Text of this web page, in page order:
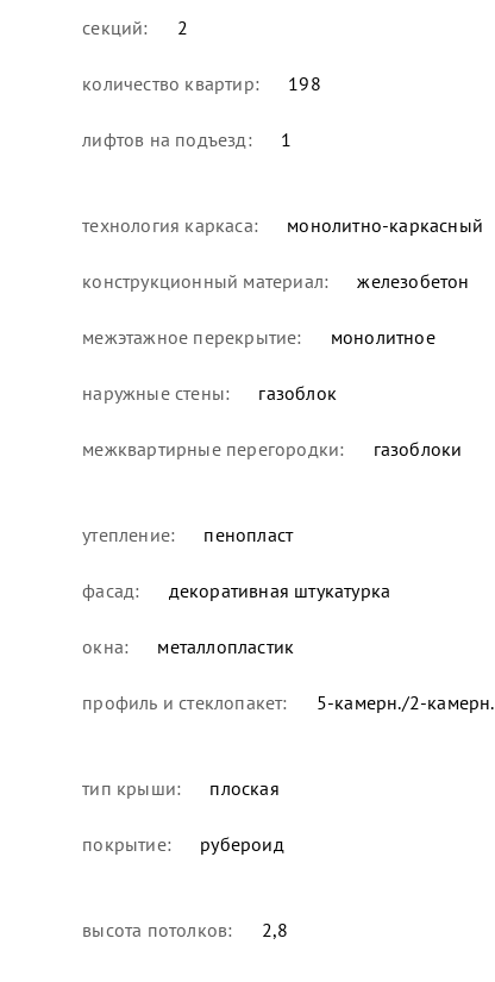
секций: 2
количество квартир: 198
лифтов на подъезд: 1
технология каркаса: монолитно-каркасный
конструкционный материал: железобетон
межэтажное перекрытие: монолитное
наружные стены: газоблок
межквартирные перегородки: газоблоки
утепление: пенопласт
фасад: декоративная штукатурка
окна: металлопластик
профиль и стеклопакет: 5-камерн./2-камерн.
тип крыши: плоская
покрытие: рубероид
высота потолков: 2,8